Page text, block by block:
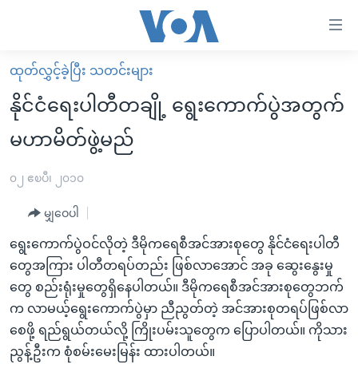
လွယ်ကူ
စေ
များ
အကြောင်းအရာ
ကျော်
ကြည့်
အ
မူလစာမျက်နှာ
မြန်မာ
ကမ္ဘာ့သတင်းများ
နိုင်ငံတကာ
အစ္စရေး-ပါလက်စတိုင်း
ဗွီဒီယို
ရပ်ဝန်းတခု လမ်းတခု အလွန်
အင်္ဂလိပ်စာလေ့လာမယ်
အမေရိကန်သုံးအီဒီယံ
မကြေးမုံရဲ့ အင်္ဂလိပ်စာ
ရုပ်ရှင်ထဲက အင်္ဂလိပ်စာ
အပတ်စဉ်ကဏ္ဍများ
ရေဒီယို
တီဗွီ
ရေဒီယိုနှင့်ရုပ်သံ အချက်အလက်များ
ရေဒီယို/တီဗွီအစီအစဉ်
ထုတ်လွှင့်ခဲ့ပြီး သတင်းများ
နိုင်ငံရေးပါတီတချို့ ရွေးကောက်ပွဲအတွက်
မဟာမိတ်ဖွဲ့မည်
၀၂ ဧၿပီ၊ ၂၀၁၀
မျှဝေပါ
ရွေးကောက်ပွဲဝင်လိုတဲ့ ဒီမိုကရေစီအင်အားစုတွေ နိုင်ငံရေးပါတီ
တွေအကြား ပါတီတရပ်တည်း ဖြစ်လာအောင် အခု ဆွေးနွေးမှု
တွေ စည်းရုံးမှုတွေရှိနေပါတယ်။ ဒီမိုကရေစီအင်အားစုတွေဘက်
က လာမယ့်ရွေးကောက်ပွဲမှာ ညီညွတ်တဲ့ အင်အားစုတရပ်ဖြစ်လာ
စေဖို့ ရည်ရွယ်တယ်လို့ ကြိုးပမ်းသူတွေက ပြောပါတယ်။ ကိုသား
ညွန့်ဦးက စုံစမ်းမေးမြန်း ထားပါတယ်။